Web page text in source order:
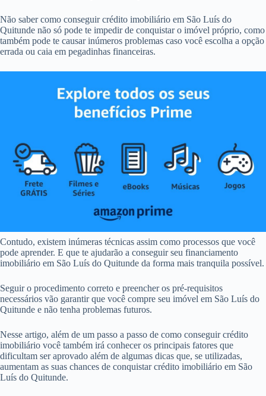
Não saber como conseguir crédito imobiliário em São Luís do
Quitunde não só pode te impedir de conquistar o imóvel próprio, como
também pode te causar inúmeros problemas caso você escolha a opção
errada ou caia em pegadinhas financeiras.
Contudo, existem inúmeras técnicas assim como processos que você
pode aprender. E que te ajudarão a conseguir seu financiamento
imobiliário em São Luís do Quitunde da forma mais tranquila possível.
Seguir o procedimento correto e preencher os pré-requisitos
necessários vão garantir que você compre seu imóvel em São Luís do
Quitunde e não tenha problemas futuros.
Nesse artigo, além de um passo a passo de como conseguir crédito
imobiliário você também irá conhecer os principais fatores que
dificultam ser aprovado além de algumas dicas que, se utilizadas,
aumentam as suas chances de conquistar crédito imobiliário em São
Luís do Quitunde.